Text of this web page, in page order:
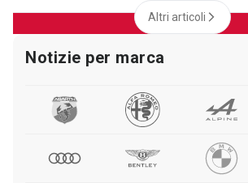
Altri articoli
Notizie per marca